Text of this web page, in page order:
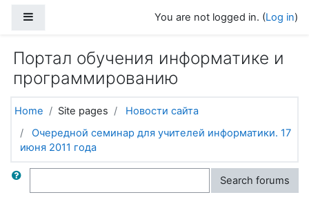
You are not logged in. (Log in)
Портал обучения информатике и
программированию
Home Site pages
Новости сайта
Очередной семинар для учителей информатики. 17
июня 2011 года
Search Search forums